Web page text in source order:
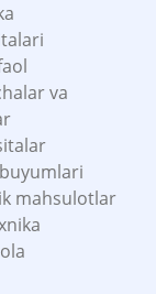
va
mahsulotlar